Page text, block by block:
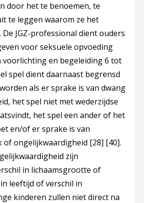
door het te benoemen, te
te leggen waarom ze het
. De JGZ-professional dient ouders
voor seksuele opvoeding
voorlichting en begeleiding 6 tot
spel dient daarnaast begrensd
als er sprake is van dwang
het spel niet met wederzijdse
het spel een ander of het
en/of er sprake is van
of ongelijkwaardigheid [28] [40].
zijn
in lichaamsgrootte of
leeftijd of verschil in
kinderen zullen niet direct na